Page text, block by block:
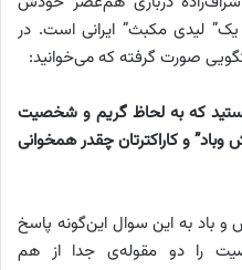
لیدی مکبث” ایرانی است. در
گفتگویی صورت گرفته که می‌خوانید:
که به لحاظ گریم و شخصیت
وباد” و کاراکترتان چقدر همخوانی
و باد به این سوال این‌گونه پاسخ
را دو مقوله‌ی جدا از هم